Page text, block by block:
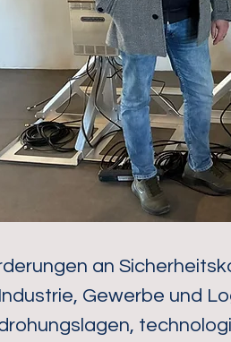
an
Gewerbe und